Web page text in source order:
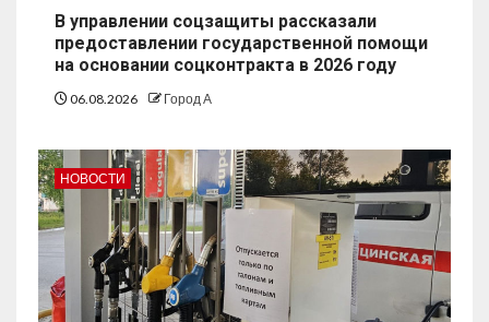
В управлении соцзащиты рассказали
предоставлении государственной помощи
на основании соцконтракта в 2026 году
06.08.2026 Город А
НОВОСТИ